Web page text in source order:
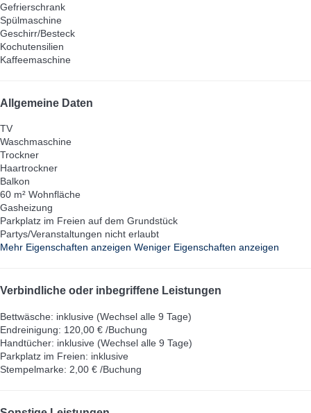
Gefrierschrank
Spülmaschine
Geschirr/Besteck
Kochutensilien
Kaffeemaschine
Allgemeine Daten
TV
Waschmaschine
Trockner
Haartrockner
Balkon
60 m² Wohnfläche
Gasheizung
Parkplatz im Freien auf dem Grundstück
Partys/Veranstaltungen nicht erlaubt
Mehr Eigenschaften anzeigen Weniger Eigenschaften anzeigen
Verbindliche oder inbegriffene Leistungen
Bettwäsche: inklusive (Wechsel alle 9 Tage)
Endreinigung: 120,00 € /Buchung
Handtücher: inklusive (Wechsel alle 9 Tage)
Parkplatz im Freien: inklusive
Stempelmarke: 2,00 € /Buchung